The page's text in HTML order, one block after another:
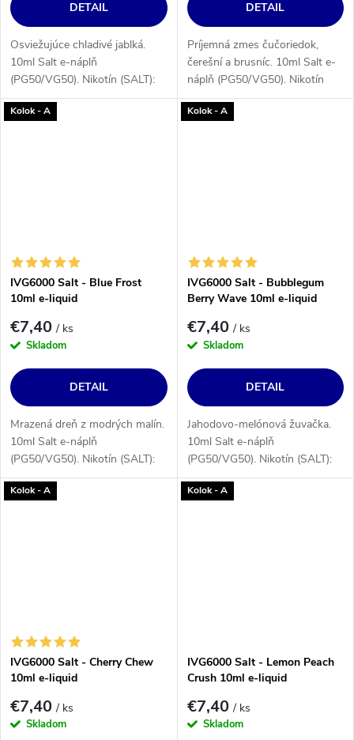
DETAIL
Osviežujúce chladivé jablká.
10ml Salt e-náplň
(PG50/VG50). Nikotín (SALT):
10 alebo 20 mg/ml.
DETAIL
Príjemná zmes čučoriedok,
čerešní a brusníc. 10ml Salt e-
náplň (PG50/VG50). Nikotín
(SALT): 10 alebo 20 mg/ml.
Kolok - A
IVG6000 Salt - Blue Frost
10ml e-liquid
€7,40/ ks
Skladom
DETAIL
Mrazená dreň z modrých malín.
10ml Salt e-náplň
(PG50/VG50). Nikotín (SALT):
10 alebo 20 mg/ml.
Kolok - A
IVG6000 Salt - Bubblegum
Berry Wave 10ml e-liquid
€7,40/ ks
Skladom
DETAIL
Jahodovo-melónová žuvačka.
10ml Salt e-náplň
(PG50/VG50). Nikotín (SALT):
10 alebo 20 mg/ml.
Kolok - A
IVG6000 Salt - Cherry Chew
10ml e-liquid
€7,40/ ks
Skladom
Kolok - A
IVG6000 Salt - Lemon Peach
Crush 10ml e-liquid
€7,40/ ks
Skladom